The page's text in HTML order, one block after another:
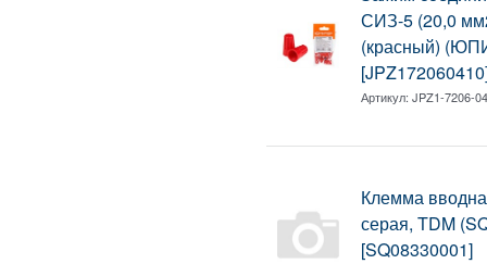
СИЗ-5 (20,0
(красный)
Артикул:JPZ1-7206-
Клемма
серая, TDM
[SQ08330001]